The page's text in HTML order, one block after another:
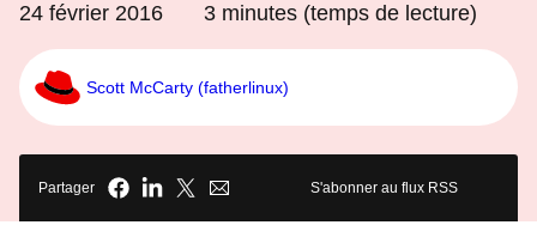
24 février 2016 3 minutes (temps de lecture)
Scott McCarty (fatherlinux)
Partager S'abonner au flux RSS